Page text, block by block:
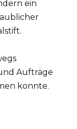
ein
Aufträge
konnte.